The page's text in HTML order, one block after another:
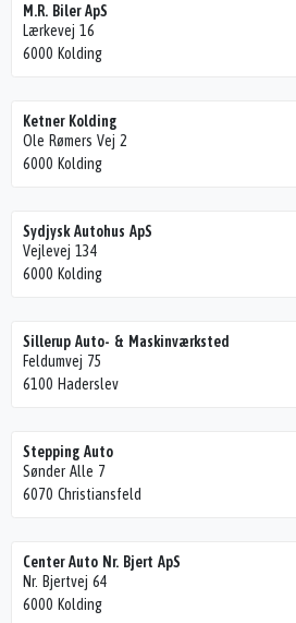
M.R. Biler ApS
Lærkevej 16
6000 Kolding
Ketner Kolding
Ole Rømers Vej 2
6000 Kolding
Sydjysk Autohus ApS
Vejlevej 134
6000 Kolding
Sillerup Auto- & Maskinværksted
Feldumvej 75
6100 Haderslev
Stepping Auto
Sønder Alle 7
6070 Christiansfeld
Center Auto Nr. Bjert ApS
Nr. Bjertvej 64
6000 Kolding